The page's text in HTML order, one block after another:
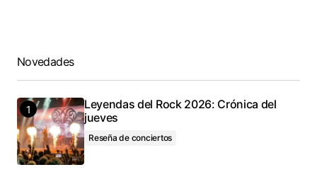
Novedades
Leyendas del Rock 2026: Crónica del
jueves
Reseña de conciertos